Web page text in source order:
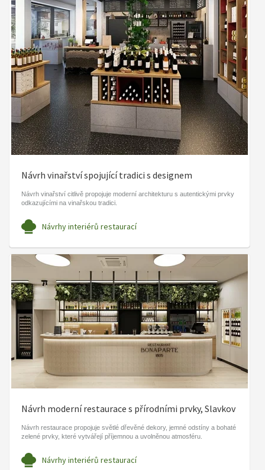
Návrh vinařství spojující tradici s designem
Návrh vinařství citlivě propojuje moderní architekturu s autentickými prvky
odkazujícími na vinařskou tradici.
Návrhy interiérů restaurací
Návrh moderní restaurace s přírodními prvky, Slavkov
Návrh restaurace propojuje světlé dřevěné dekory, jemné odstíny a bohaté
zelené prvky, které vytvářejí příjemnou a uvolněnou atmosféru.
Návrhy interiérů restaurací